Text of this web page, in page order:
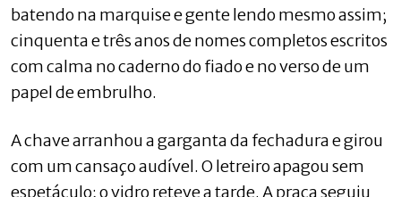
batendo na marquise e gente lendo mesmo assim;
cinquenta e três anos de nomes completos escritos
com calma no caderno do fiado e no verso de um
papel de embrulho.
A chave arranhou a garganta da fechadura e girou
com um cansaço audível. O letreiro apagou sem
espetáculo; o vidro reteve a tarde. A praça seguiu